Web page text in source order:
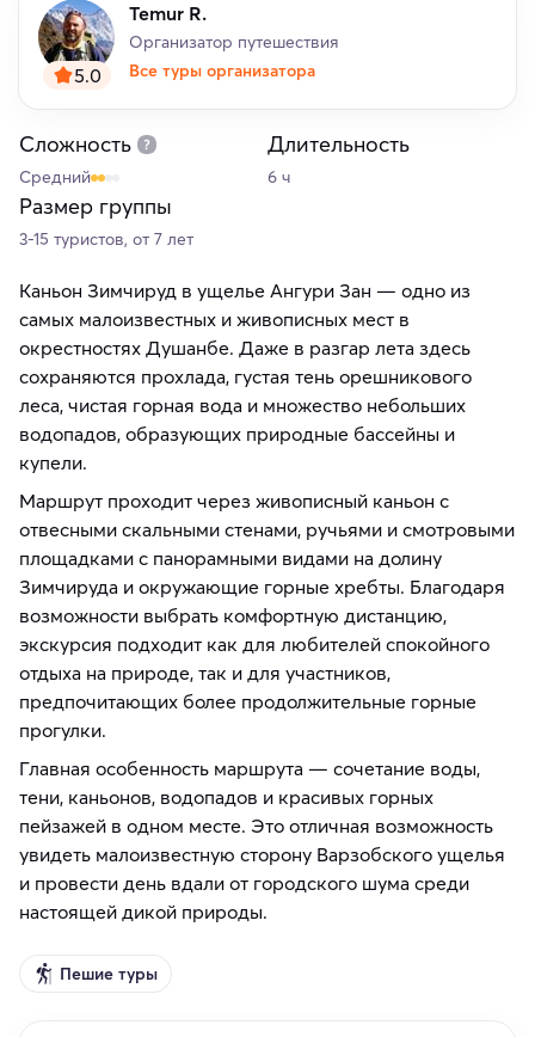
5.0
Temur R.
Организатор путешествия
Все туры организатора
Сложность
Средний
Длительность
6 ч
Размер группы
3-15 туристов, от 7 лет
Каньон Зимчируд в ущелье Ангури Зан — одно из
самых малоизвестных и живописных мест в
окрестностях Душанбе. Даже в разгар лета здесь
сохраняются прохлада, густая тень орешникового
леса, чистая горная вода и множество небольших
водопадов, образующих природные бассейны и
купели.
Маршрут проходит через живописный каньон с
отвесными скальными стенами, ручьями и смотровыми
площадками с панорамными видами на долину
Зимчируда и окружающие горные хребты. Благодаря
возможности выбрать комфортную дистанцию,
экскурсия подходит как для любителей спокойного
отдыха на природе, так и для участников,
предпочитающих более продолжительные горные
прогулки.
Главная особенность маршрута — сочетание воды,
тени, каньонов, водопадов и красивых горных
пейзажей в одном месте. Это отличная возможность
увидеть малоизвестную сторону Варзобского ущелья
и провести день вдали от городского шума среди
настоящей дикой природы.
Пешие туры